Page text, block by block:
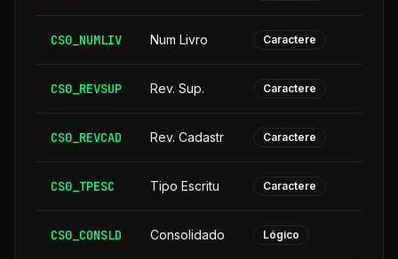
CS0_NUMLIV Num Livro Caractere
CS0_REVSUP Rev. Sup. Caractere
CS0_REVCAD Rev. Cadastr Caractere
CS0_TPESC Tipo Escritu Caractere
CS0_CONSLD Consolidado Lógico